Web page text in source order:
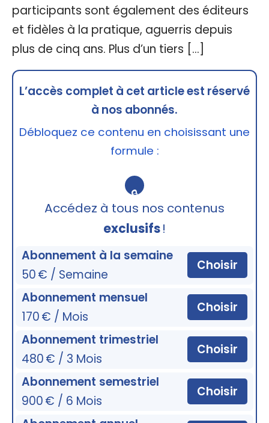
participants sont également des éditeurs
et fidèles à la pratique, aguerris depuis
plus de cinq ans. Plus d’un tiers […]
L’accès complet à cet article est réservé
à nos abonnés.
Débloquez ce contenu en choisissant une
formule :
🔒
Accédez à tous nos contenus
exclusifs!
Abonnement à la semaine
50 € / Semaine
Choisir
Abonnement mensuel
170 € / Mois
Choisir
Abonnement trimestriel
480 € / 3 Mois
Choisir
Abonnement semestriel
900 € / 6 Mois
Choisir